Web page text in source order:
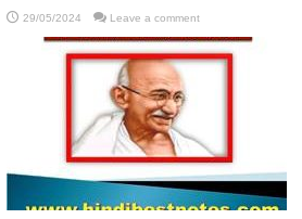
29/05/2024 Leave a comment